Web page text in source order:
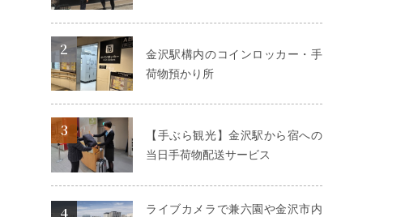
金沢駅構内のコインロッカー・手
荷物預かり所
詳細はこちら
【手ぶら観光】金沢駅から宿への
当日手荷物配送サービス
詳細はこちら
ライブカメラで兼六園や金沢市内
詳細はこちら